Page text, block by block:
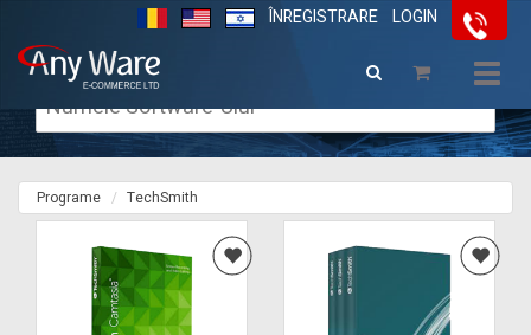
LOGIN
ÎNREGISTRARE
Programe TechSmith